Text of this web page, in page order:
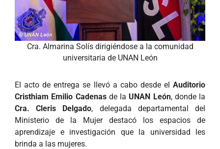
Cra. Almarina Solís dirigiéndose a la comunidad
universitaria de UNAN León
El acto de entrega se llevó a cabo desde el Auditorio
Cristhiam Emilio Cadenasde la UNAN León, donde la
Cra. Cleris Delgado, delegada departamental del
Ministerio de la Mujer destacó los espacios de
aprendizaje e investigación que la universidad les
brinda a las mujeres.